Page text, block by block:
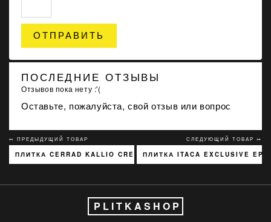
ОТПРАВИТЬ
ПОСЛЕДНИЕ ОТЗЫВЫ
Отзывов пока нету :'(
Оставьте, пожалуйста, свой отзыв или вопрос
↢ ПРЕДЫДУЩИЙ ТОВАР
ПЛИТКА CERRAD KALLIO CREAM 3768 15X45
СЛЕДУЮЩИЙ ТОВАР ↣
ПЛИТКА ITACA EXCLUSIVE EP-
PLITKASHOP